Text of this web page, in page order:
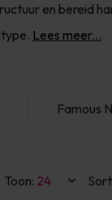
en bereid
Lees meer...
Famous
Toon: